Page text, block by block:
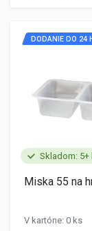
Skladom: 5+
DODANIE DO 24
Miska 55 na
V kartóne: 0 ks